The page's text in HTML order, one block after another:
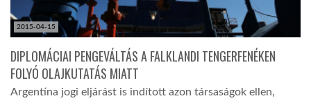
2015-04-15
DIPLOMÁCIAI PENGEVÁLTÁS A FALKLANDI TENGERFENÉKEN
FOLYÓ OLAJKUTATÁS MIATT
Argentína jogi eljárást is indított azon társaságok ellen,